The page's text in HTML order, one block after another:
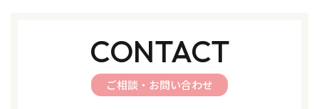
CONTACT
ご相談・お問い合わせ